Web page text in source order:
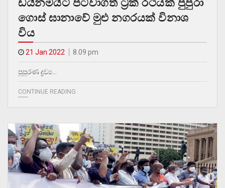
ඩයිනමයිට් පටවාගත් ට්‍රක් රථයක් පුපුරා
ගොස් ඝානාවේ මුළු නගරයක් විනාශ
විය
21 Jan 2022 8.09 pm
පුපුරණ ද්‍රව්‍ය…
CONTINUE READING